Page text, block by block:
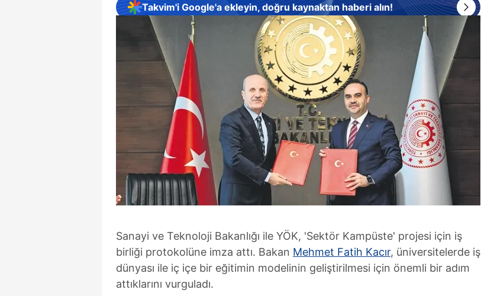
Takvim'i Google'a ekleyin, doğru kaynaktan haberi alın!
Sanayi ve Teknoloji Bakanlığı ile YÖK, 'Sektör Kampüste' projesi için iş
birliği protokolüne imza attı. Bakan Mehmet Fatih Kacır, üniversitelerde iş
dünyası ile iç içe bir eğitimin modelinin geliştirilmesi için önemli bir adım
attıklarını vurguladı.